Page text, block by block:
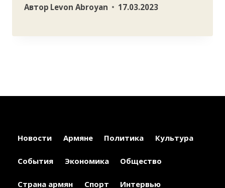
Автор Levon Abroyan 17.03.2023
Новости Армяне Политика Культура
События Экономика Общество
Страна армян Спорт Интервью